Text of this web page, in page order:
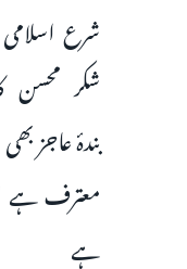
شرع
شکر محسن
بندۂ عاجز
معترف ہے
ہے